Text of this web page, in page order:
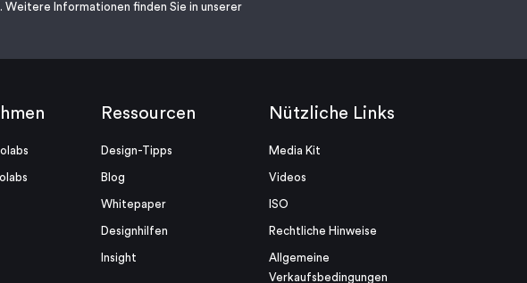
Informationen finden Sie in unserer
Ressourcen
Design-Tipps
Blog
Whitepaper
Designhilfen
Insight
Nützliche Links
Media Kit
Videos
ISO
Rechtliche Hinweise
Allgemeine
Verkaufsbedingungen